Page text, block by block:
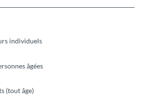
individuels
âgées
(tout âge)